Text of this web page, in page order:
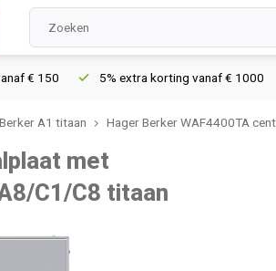
150 5% extra korting vanaf € 1000
A1 titaan Hager Berker WAF4400TA
met
C1/C8 titaan